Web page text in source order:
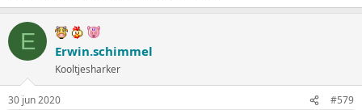
E Erwin.schimmel
Kooltjesharker
30 jun 2020 #579